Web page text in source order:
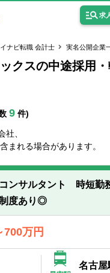
求
USCPA（米国公認会計
女性会計士の転職
個別転職相談会・セミ
ナビ転職 会計士 実名公開企業
クスの中途採用
9 件)
社、
まれる場合があります。
コンサルタント 時短勤
度あり◎
700万円
名古屋